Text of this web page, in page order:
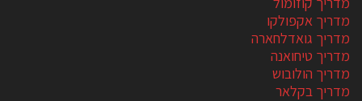
מדריך אקפולקו
מדריך גואדלחארה
מדריך טיחואנה
מדריך הולובוש
מדריך בקלאר